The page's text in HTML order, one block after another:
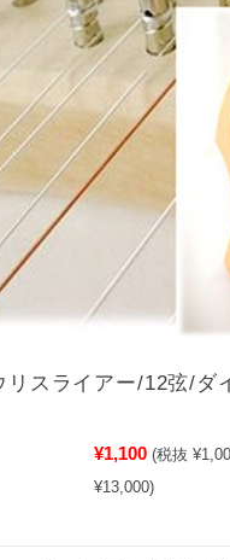
リスライアー/12弦/ダ
¥1,100 (税抜
¥13,000)